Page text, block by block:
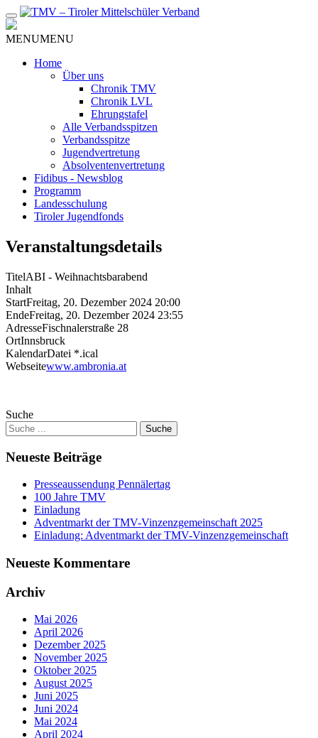
Zum
Inhalt
MENUMENU
Home
Über uns
Chronik TMV
Chronik LVL
Ehrungstafel
Alle Verbandsspitzen
Verbandsspitze
Jugendvertretung
Absolventenvertretung
Fidibus - Newsblog
Programm
Landesschulung
Tiroler Jugendfonds
Veranstaltungsdetails
TitelABI - Weihnachtsbarabend
Inhalt
StartFreitag, 20. Dezember 2024 20:00
EndeFreitag, 20. Dezember 2024 23:55
AdresseFischnalerstraße 28
OrtInnsbruck
KalendarDatei *.ical
Webseitewww.ambronia.at
Suche
Neueste Beiträge
Presseaussendung Pennälertag
100 Jahre TMV
Einladung
Adventmarkt der TMV-Vinzenzgemeinschaft 2025
Einladung: Adventmarkt der TMV-Vinzenzgemeinschaft
Neueste Kommentare
Archiv
Mai 2026
April 2026
Dezember 2025
November 2025
Oktober 2025
August 2025
Juni 2025
Juni 2024
Mai 2024
April 2024